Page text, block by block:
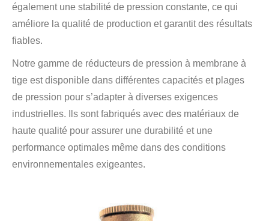
également une stabilité de pression constante, ce qui
améliore la qualité de production et garantit des résultats
fiables.
Notre gamme de réducteurs de pression à membrane à
tige est disponible dans différentes capacités et plages
de pression pour s’adapter à diverses exigences
industrielles. Ils sont fabriqués avec des matériaux de
haute qualité pour assurer une durabilité et une
performance optimales même dans des conditions
environnementales exigeantes.